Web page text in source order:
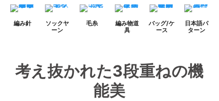
編み針
ソックヤ
ーン
毛糸
編み物道
具
バッグ/ケ
ース
日本語パ
ターン
考え抜かれた3段重ねの機
能美